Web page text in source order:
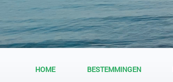
HOME BESTEMMINGEN